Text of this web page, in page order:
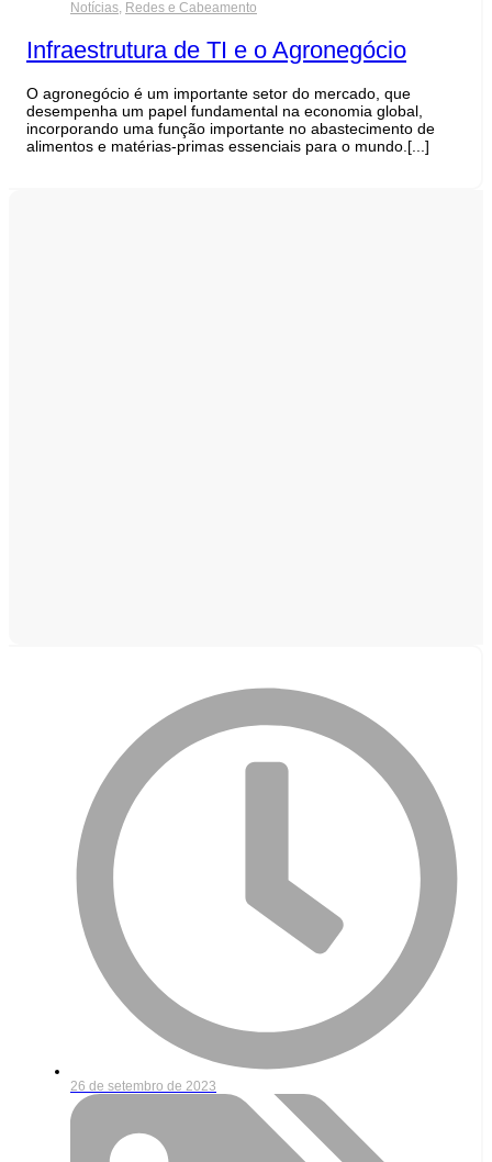
Notícias, Redes e Cabeamento
Infraestrutura de TI e o Agronegócio
O agronegócio é um importante setor do mercado, que
desempenha um papel fundamental na economia global,
incorporando uma função importante no abastecimento de
alimentos e matérias-primas essenciais para o mundo.[...]
26 de setembro de 2023